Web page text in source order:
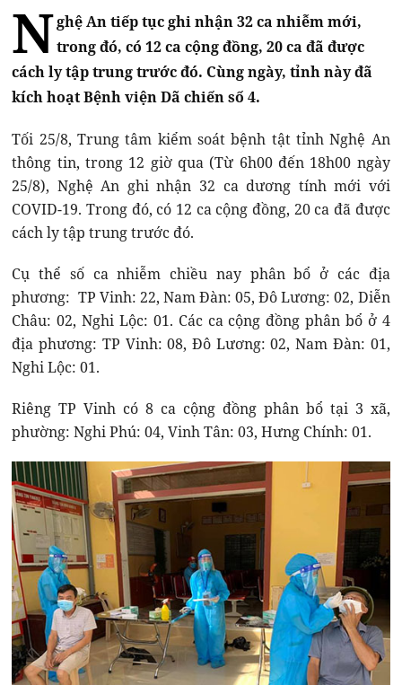
Nghệ An tiếp tục ghi nhận 32 ca nhiễm mới,
trong đó, có 12 ca cộng đồng, 20 ca đã được
cách ly tập trung trước đó. Cùng ngày, tỉnh này đã
kích hoạt Bệnh viện Dã chiến số 4.
Tối 25/8, Trung tâm kiểm soát bệnh tật tỉnh Nghệ An
thông tin, trong 12 giờ qua (Từ 6h00 đến 18h00 ngày
25/8), Nghệ An ghi nhận 32 ca dương tính mới với
COVID-19. Trong đó, có 12 ca cộng đồng, 20 ca đã được
cách ly tập trung trước đó.
Cụ thể số ca nhiễm chiều nay phân bổ ở các địa
phương: TP Vinh: 22, Nam Đàn: 05, Đô Lương: 02, Diễn
Châu: 02, Nghi Lộc: 01. Các ca cộng đồng phân bổ ở 4
địa phương: TP Vinh: 08, Đô Lương: 02, Nam Đàn: 01,
Nghi Lộc: 01.
Riêng TP Vinh có 8 ca cộng đồng phân bổ tại 3 xã,
phường: Nghi Phú: 04, Vinh Tân: 03, Hưng Chính: 01.